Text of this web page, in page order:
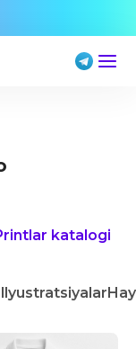
katalogi